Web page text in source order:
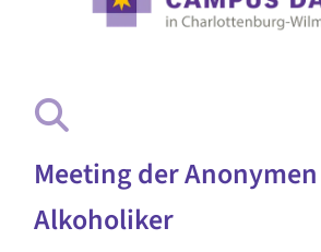
Meeting der Anonymen
Alkoholiker